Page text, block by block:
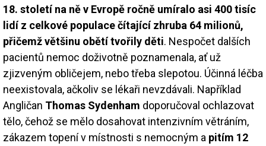
18. století na ně v Evropě ročně umíralo asi 400 tisíc
lidí z celkové populace čítající zhruba 64 milionů,
přičemž většinu obětí tvořily děti. Nespočet dalších
pacientů nemoc doživotně poznamenala, ať už
zjizveným obličejem, nebo třeba slepotou. Účinná léčba
neexistovala, ačkoliv se lékaři nevzdávali. Například
Angličan Thomas Sydenham doporučoval ochlazovat
tělo, čehož se mělo dosahovat intenzivním větráním,
zákazem topení v místnosti s nemocným a pitím 12